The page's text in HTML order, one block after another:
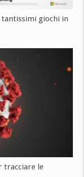
tantissimi giochi in
tracciare le